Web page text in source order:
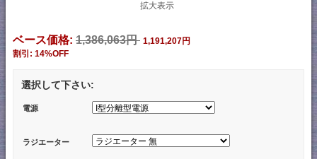
拡大表示
ベース価格: 1,386,063円 1,191,207円
割引: 14%OFF
選択して下さい:
電源
ラジエーター